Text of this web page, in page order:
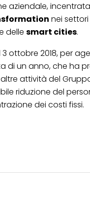
aziendale,
nei
delle smart cities.
ottobre 2018, per
di un anno, che ha
attività del
riduzione del
dei costi fissi.